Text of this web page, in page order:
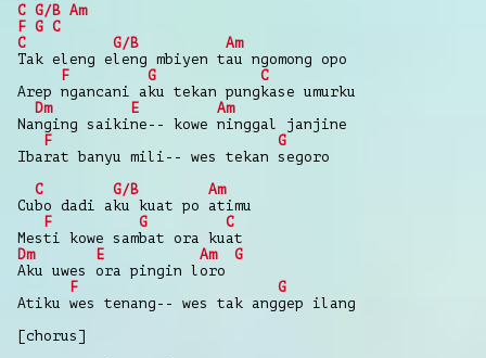
C G/B Am
F G C
C
G/B
Am
Tak eleng eleng mbiyen tau ngomong opo
F
G
C
Arep ngancani aku tekan pungkase umurku
Dm
E
Am
Nanging saikine-- kowe ninggal janjine
F
G
Ibarat banyu mili-- wes tekan segoro
C
G/B
Am
Cubo dadi aku kuat po atimu
F
G
C
Mesti kowe sambat ora kuat
Dm
E Am
G
Aku uwes ora pingin loro
F
G
Atiku wes tenang-- wes tak anggep ilang
[chorus]